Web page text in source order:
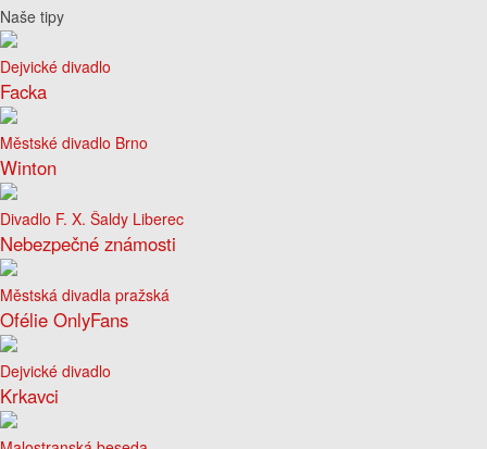
Naše tipy
Dejvické divadlo
Facka
Městské divadlo Brno
Winton
Divadlo F. X. Šaldy Liberec
Nebezpečné známosti
Městská divadla pražská
Ofélie OnlyFans
Dejvické divadlo
Krkavci